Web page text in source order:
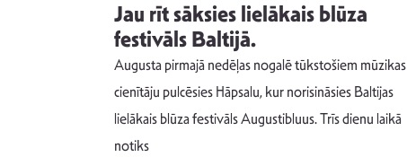
Jau rīt sāksies lielākais blūza
festivāls Baltijā.
Augusta pirmajā nedēļas nogalē tūkstošiem mūzikas
cienītāju pulcēsies Hāpsalu, kur norisināsies Baltijas
lielākais blūza festivāls Augustibluus. Trīs dienu laikā
notiks